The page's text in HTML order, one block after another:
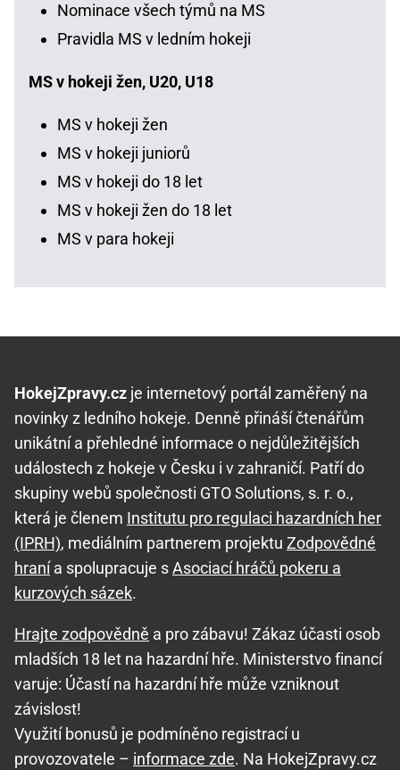
Nominace všech týmů na MS
Pravidla MS v ledním hokeji
MS v hokeji žen, U20, U18
MS v hokeji žen
MS v hokeji juniorů
MS v hokeji do 18 let
MS v hokeji žen do 18 let
MS v para hokeji
HokejZpravy.cz je internetový portál zaměřený na
novinky z ledního hokeje. Denně přináší čtenářům
unikátní a přehledné informace o nejdůležitějších
událostech z hokeje v Česku i v zahraničí. Patří do
skupiny webů společnosti GTO Solutions, s. r. o.,
která je členem Institutu pro regulaci hazardních her
(IPRH), mediálním partnerem projektu Zodpovědné
hranía spolupracuje sAsociací hráčů pokeru a
kurzových sázek.
Hrajte zodpovědně a pro zábavu! Zákaz účasti osob
mladších 18 let na hazardní hře. Ministerstvo financí
varuje: Účastí na hazardní hře může vzniknout
závislost!
Využití bonusů je podmíněno registrací u
provozovatele – informace zde. Na HokejZpravy.cz